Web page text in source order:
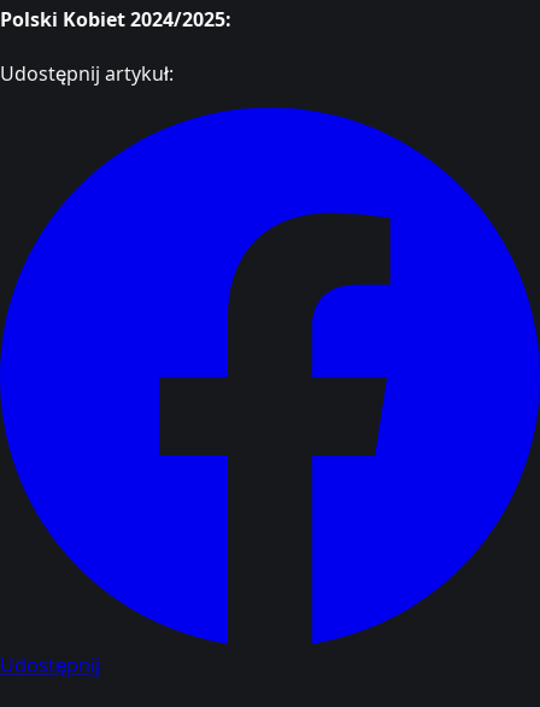
Polski Kobiet 2024/2025:
Udostępnij artykuł:
Udostępnij